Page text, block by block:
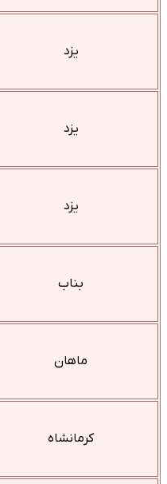
یزد
یزد
یزد
بناب
ماهان
کرمانشاه